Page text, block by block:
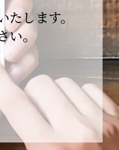
りがとうご
頂きます。
日(木)
します。
。